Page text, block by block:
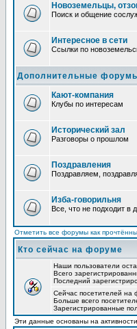
Новоземельцы,
Поиск и общение
Интересное в сети
Ссылки по
Дополнительные
Кают-компания
Клубы по интересам
Исторический зал
Разговоры о прошлом
Поздравления
Поздравляем,
Изба-говорильня
Все, что не подходит в
Отметить все форумы как
Кто сейчас на форуме
Наши пользователи
Всего
Последний
Сейчас посетителей на
Больше всего
Зарегистрированные
Эти данные основаны на